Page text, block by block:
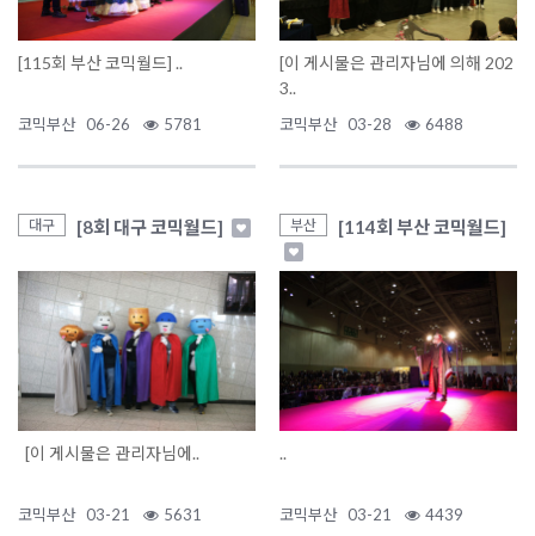
[115회 부산 코믹월드] ..
코믹부산 06-26 5781
[이 게시물은 관리자님에 의해 202
3..
코믹부산 03-28 6488
대구 [8회 대구 코믹월드]
[이 게시물은 관리자님에..
코믹부산 03-21 5631
부산 [114회 부산 코믹월드]
..
코믹부산 03-21 4439